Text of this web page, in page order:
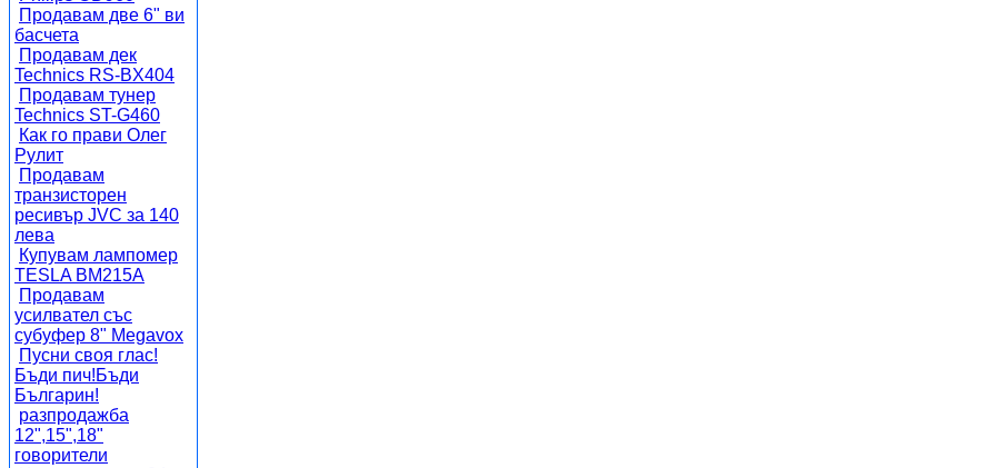
Продавам две 6" ви
басчета
Продавам дек
Technics RS-BX404
Продавам тунер
Technics ST-G460
Как го прави Олег
Рулит
Продавам
транзисторен
ресивър JVC за 140
лева
Купувам лампомер
TESLA BM215A
Продавам
усилвател със
субуфер 8" Megavox
Пусни своя глас!
Бъди пич!Бъди
Българин!
разпродажба
12",15",18"
говорители